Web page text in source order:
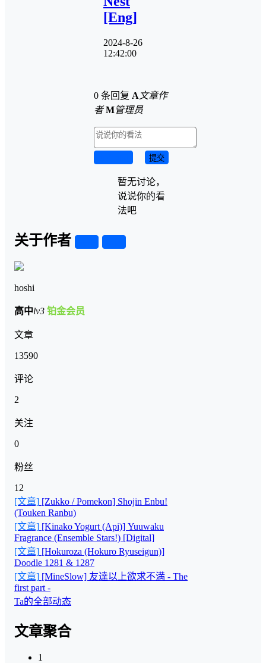
[Eng]
2024-8-26
12:42:00
0 条回复 A 文章作
者 M管理员
提交
暂无讨论，
说说你的看
法吧
关于作者
hoshi
高中lv3 铂金会员
文章
13590
评论
2
关注
0
粉丝
12
[文章] [Zukko / Pomekon] Shojin Enbu!
(Touken Ranbu)
[文章] [Kinako Yogurt (Api)] Yuuwaku
Fragrance (Ensemble Stars!) [Digital]
[文章] [Hokuroza (Hokuro Ryuseigun)]
Doodle 1281 & 1287
[文章] [MineSlow] 友達以上欲求不満 - The
first part -
Ta的全部动态
文章聚合
1